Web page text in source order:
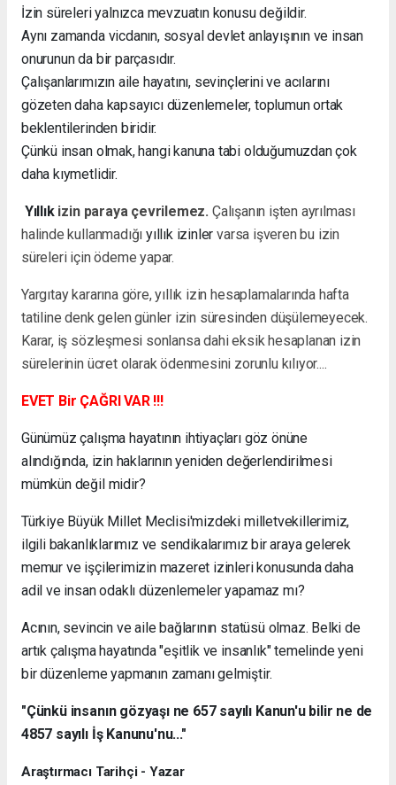
İzin süreleri yalnızca mevzuatın konusu değildir.
Aynı zamanda vicdanın, sosyal devlet anlayışının ve insan
onurunun da bir parçasıdır.
Çalışanlarımızın aile hayatını, sevinçlerini ve acılarını
gözeten daha kapsayıcı düzenlemeler, toplumun ortak
beklentilerinden biridir.
Çünkü insan olmak, hangi kanuna tabi olduğumuzdan çok
daha kıymetlidir.
Yıllıkizin paraya çevrilemez. Çalışanın işten ayrılması
halinde kullanmadığı yıllık izinler varsa işveren bu izin
süreleri için ödeme yapar.
Yargıtay kararına göre, yıllık izin hesaplamalarında hafta
tatiline denk gelen günler izin süresinden düşülemeyecek.
Karar, iş sözleşmesi sonlansa dahi eksik hesaplanan izin
sürelerinin ücret olarak ödenmesini zorunlu kılıyor....
EVET Bir ÇAĞRI VAR !!!
Günümüz çalışma hayatının ihtiyaçları göz önüne
alındığında, izin haklarının yeniden değerlendirilmesi
mümkün değil midir?
Türkiye Büyük Millet Meclisi'mizdeki milletvekillerimiz,
ilgili bakanlıklarımız ve sendikalarımız bir araya gelerek
memur ve işçilerimizin mazeret izinleri konusunda daha
adil ve insan odaklı düzenlemeler yapamaz mı?
Acının, sevincin ve aile bağlarının statüsü olmaz. Belki de
artık çalışma hayatında "eşitlik ve insanlık" temelinde yeni
bir düzenleme yapmanın zamanı gelmiştir.
"Çünkü insanın gözyaşı ne 657 sayılı Kanun'u bilir ne de
4857 sayılı İş Kanunu'nu..."
Araştırmacı Tarihçi - Yazar